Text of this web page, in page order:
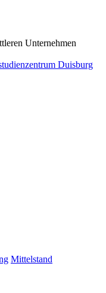
Unternehmen
Duisburg
Mittelstand